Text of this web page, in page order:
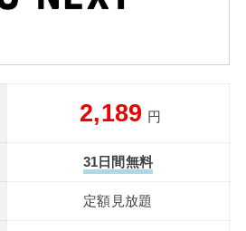
2,189 円
31日間無料
定額見放題